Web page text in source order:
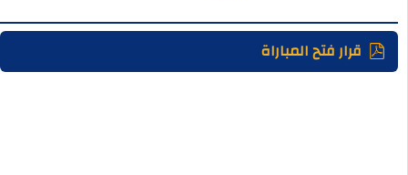
قرار فتح المباراة